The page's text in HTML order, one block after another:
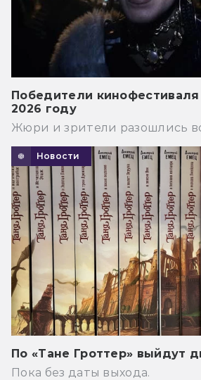
Победители кинофестиваля
2026 году
Жюри и зрители разошлись
Новости
По «Тане Гроттер» выйдут
Пока без даты выхода.